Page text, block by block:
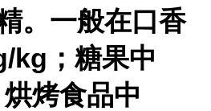
。一般在口香
kg；糖果中
烤食品中